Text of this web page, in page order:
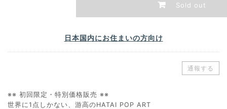
Sold out
日本国内にお住まいの方向け
通報する
※※ 初回限定・特別価格販売 ※※
世界に1点しかない、游高のHATAI POP ART